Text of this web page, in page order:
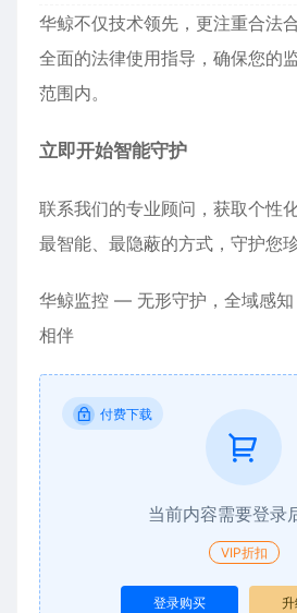
华鲸不仅技术领先，更注重合法
全面的法律使用指导，确保您的
范围内。
立即开始智能守护
联系我们的专业顾问，获取个性
最智能、最隐蔽的方式，守护您
华鲸监控 — 无形守护，全域感
相伴
付费下载
当前内容需要登录
VIP折扣
登录购买